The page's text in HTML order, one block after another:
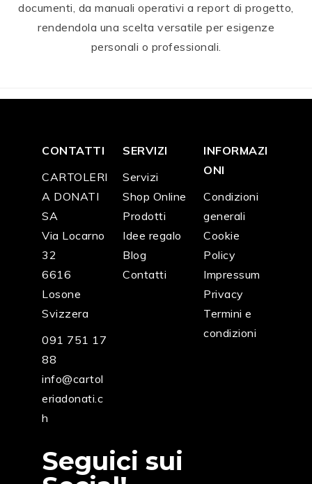
documenti, da manuali operativi a report di progetto,
rendendola una scelta versatile per esigenze
personali o professionali.
CONTATTI
CARTOLERI
A DONATI
SA
Via Locarno
32
6616
Losone
Svizzera
091 751 17
88
info@cartol
eriadonati.c
h
SERVIZI
Servizi
Shop Online
Prodotti
Idee regalo
Blog
Contatti
INFORMAZI
ONI
Condizioni
generali
Cookie
Policy
Impressum
Privacy
Termini e
condizioni
Seguici sui